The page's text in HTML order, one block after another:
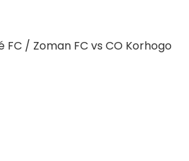
FC / Zoman FC vs CO Korhogo